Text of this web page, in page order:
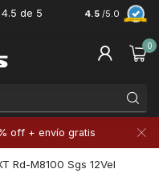
de 5 4.5 /5.0
0
off + envío gratis
Rd-M8100 Sgs 12Vel